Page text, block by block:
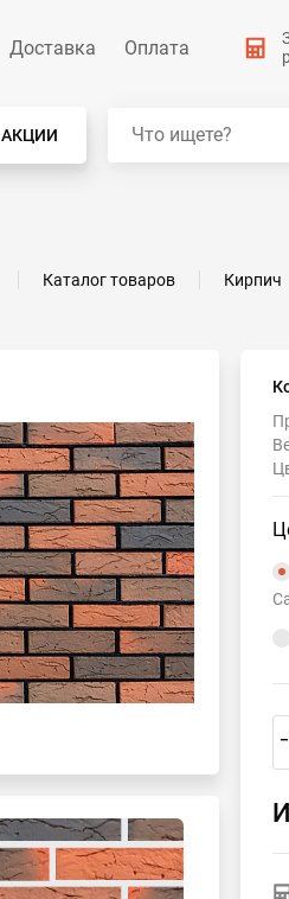
Доставка Оплата
АКЦИИ
Каталог товаров Кирпич
–